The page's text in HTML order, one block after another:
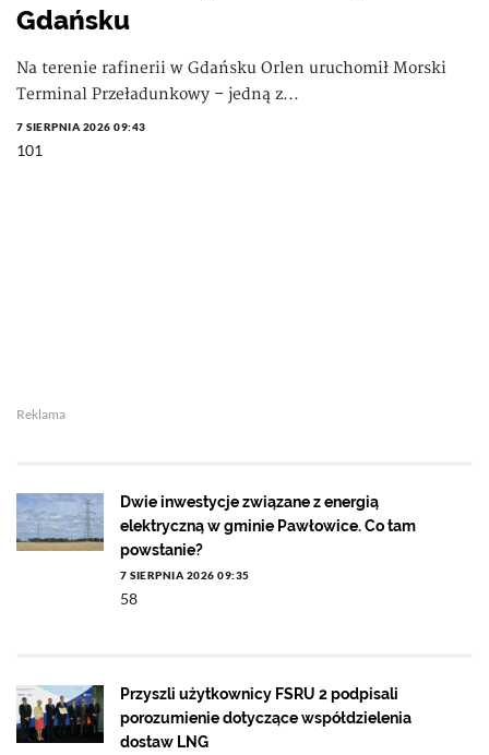
Gdańsku
Na terenie rafinerii w Gdańsku Orlen uruchomił Morski
Terminal Przeładunkowy – jedną z...
7 SIERPNIA 2026 09:43
101
Reklama
Dwie inwestycje związane z energią
elektryczną w gminie Pawłowice. Co tam
powstanie?
7 SIERPNIA 2026 09:35
58
Przyszli użytkownicy FSRU 2 podpisali
porozumienie dotyczące współdzielenia
dostaw LNG